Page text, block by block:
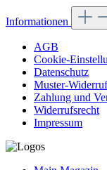
Informationen
AGB
Cookie-
Datenschutz
Muster-
Zahlung und
Widerrufsrecht
Impressum